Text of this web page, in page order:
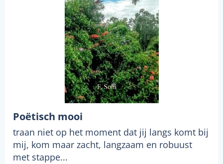
Poëtisch mooi
traan niet op het moment dat jij langs komt bij
mij, kom maar zacht, langzaam en robuust
met stappe...